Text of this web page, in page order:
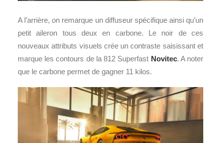
A l’arrière, on remarque un diffuseur spécifique ainsi qu’un
petit aileron tous deux en carbone. Le noir de ces
nouveaux attributs visuels crée un contraste saisissant et
marque les contours de la 812 Superfast Novitec. A noter
que le carbone permet de gagner 11 kilos.